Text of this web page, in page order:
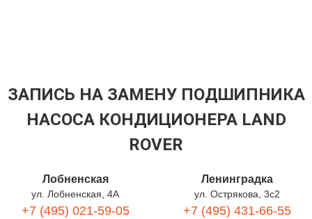
ЗАПИСЬ НА ЗАМЕНУ ПОДШИПНИКА
НАСОСА КОНДИЦИОНЕРА LAND
ROVER
Лобненская
ул. Лобненская, 4А
+7 (495) 021-59-05
Ленинградка
ул. Острякова, 3с2
+7 (495) 431-66-55